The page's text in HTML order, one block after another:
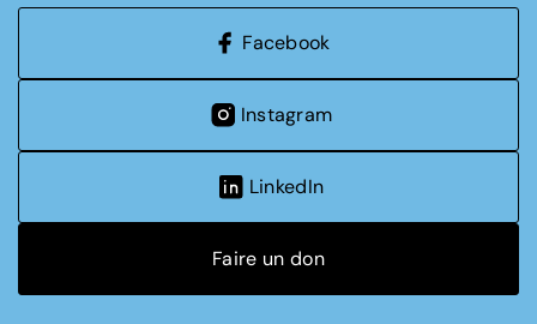
Facebook
Instagram
LinkedIn
Faire un don